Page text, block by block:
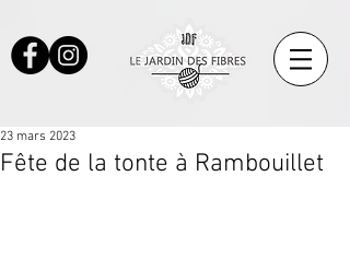
Fête de la tonte à Rambouillet
23 mars 2023